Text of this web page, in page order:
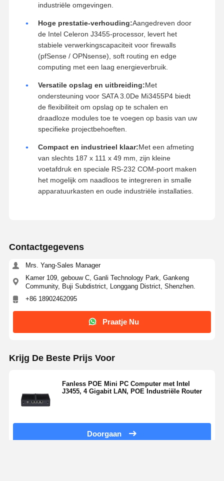
industriële omgevingen.
Hoge prestatie-verhouding:Aangedreven door
de Intel Celeron J3455-processor, levert het
stabiele verwerkingscapaciteit voor firewalls
(pfSense / OPNsense), soft routing en edge
computing met een laag energieverbruik.
Versatile opslag en uitbreiding:Met
ondersteuning voor SATA 3.0De Mi3455P4 biedt
de flexibiliteit om opslag op te schalen en
draadloze modules toe te voegen op basis van uw
specifieke projectbehoeften.
Compact en industrieel klaar:Met een afmeting
van slechts 187 x 111 x 49 mm, zijn kleine
voetafdruk en speciale RS-232 COM-poort maken
het mogelijk om naadloos te integreren in smalle
apparatuurkasten en oude industriële installaties.
Contactgegevens
Mrs. Yang-Sales Manager
Kamer 109, gebouw C, Ganli Technology Park, Gankeng
Community, Buji Subdistrict, Longgang District, Shenzhen.
+86 18902462095
Praatje Nu
Krijg De Beste Prijs Voor
Fanless POE Mini PC Computer met Intel
J3455, 4 Gigabit LAN, POE Industriële Router
Doorgaan